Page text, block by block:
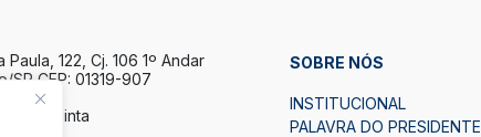
Paula, 122, Cj. 106 1º Andar
SP CEP: 01319-907
a Quinta
SOBRE NÓS
INSTITUCIONAL
PALAVRA DO PRESIDENTE